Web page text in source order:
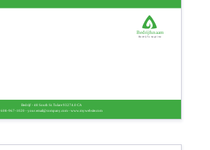
608-967-1020 - your.email@company.com - www.mywebsite.com
Bedrijf - 48 South St. Tulare 93274.0 CA
Bedrijfsnaam
Bedrijfs tagline